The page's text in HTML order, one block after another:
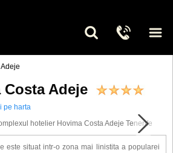
Adeje
pe harta
este situat intr-o zona mai linistita a popularei